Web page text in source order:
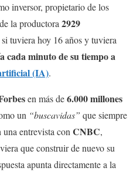
inversor, propietario de los
la productora 2929
tuviera hoy 16 años y tuviera
cada minuto de su tiempo a
(IA).
en más de6.000 millones
un “buscavidas” que siempre
entrevista con CNBC,
que construir de nuevo su
apunta directamente a la